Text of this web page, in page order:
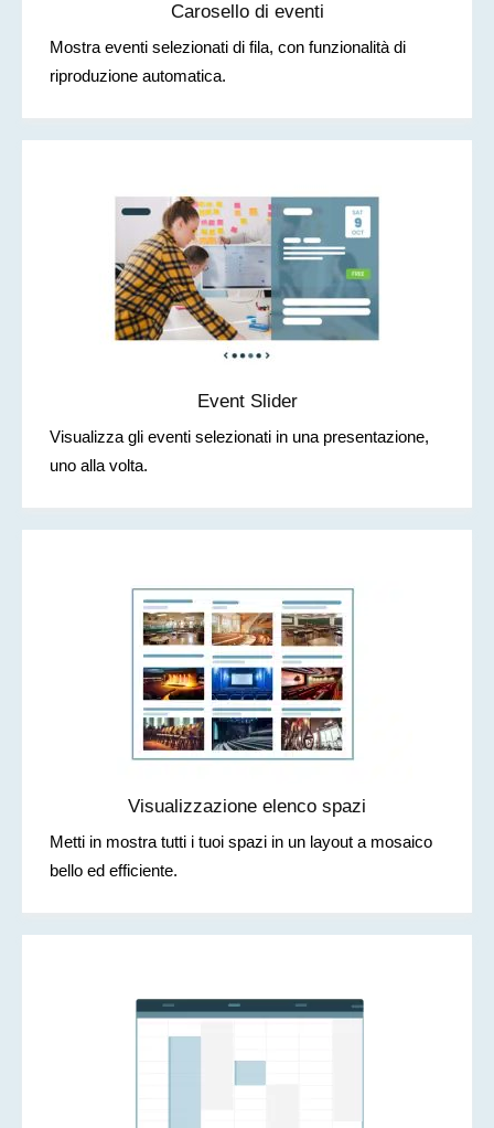
Carosello di eventi
Mostra eventi selezionati di fila, con funzionalità di
riproduzione automatica.
Event Slider
Visualizza gli eventi selezionati in una presentazione,
uno alla volta.
Visualizzazione elenco spazi
Metti in mostra tutti i tuoi spazi in un layout a mosaico
bello ed efficiente.